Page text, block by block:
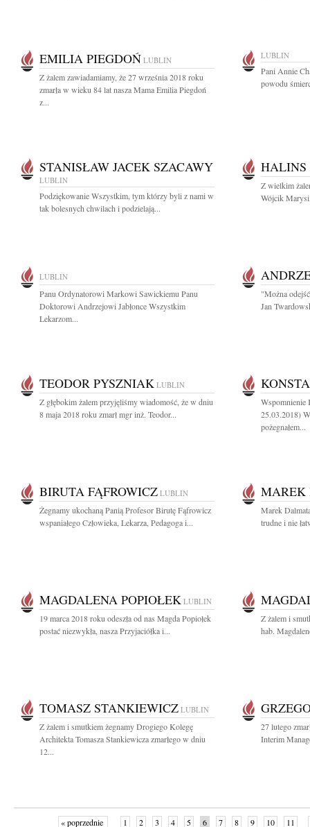
EMILIA PIEGDOŃ LUBLIN
Z żalem zawiadamiamy, że 27 września 2018 roku
zmarła w wieku 84 lat nasza Mama Emilia Piegdoń
z...
LUBLIN
Pani Annie
powodu
STANISŁAW JACEK SZACAWY
LUBLIN
Podziękowanie Wszystkim, tym którzy byli z nami w
tak bolesnych chwilach i podzielają...
HALINS
Z wielkim
Wójcik
LUBLIN
Panu Ordynatorowi Markowi Sawickiemu Panu
Doktorowi Andrzejowi Jabłonce Wszystkim
Lekarzom...
"Można
Jan
TEODOR PYSZNIAK LUBLIN
Z głębokim żalem przyjęliśmy wiadomość, że w dniu
8 maja 2018 roku zmarł mgr inż. Teodor...
Wspomnienie
25.03.2018)
pożegnałem...
BIRUTA FĄFROWICZ LUBLIN
Żegnamy ukochaną Panią Profesor Birutę Fąfrowicz
wspaniałego Człowieka, Lekarza, Pedagoga i...
MAREK
Marek
trudne i nie
MAGDALENA POPIOŁEK LUBLIN
19 marca 2018 roku odeszła od nas Magda Popiołek
postać niezwykła, nasza Przyjaciółka i...
Z żalem i
hab.
TOMASZ STANKIEWICZ LUBLIN
Z żalem i smutkiem żegnamy Drogiego Kolegę
Architekta Tomasza Stankiewicza zmarłego w dniu
12...
27 lutego
Interim
« poprzednie 1 2 3 4 5 6 7 8 9 10 11